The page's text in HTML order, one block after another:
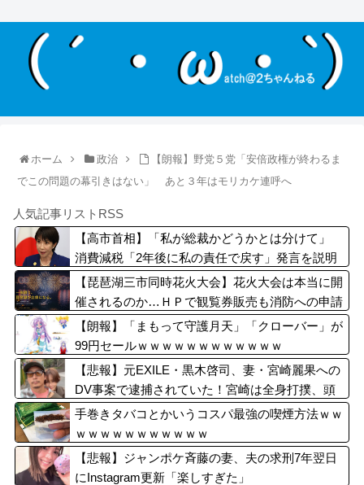
ホーム 政治
【朗報】野党５党「安倍政権が終わるま
でこの問題の幕引きはない」 あと３年はモリカケ連呼へ
人気記事リストRSS
【高市首相】「私が総裁かどうかとは分けて」
消費減税「2年後に私の責任で戻す」発言を説明
【琵琶湖三市同時花火大会】花火大会は本当に開
催されるのか…ＨＰで観覧券販売も消防への申請
なし、３自治体は「関与してない」と声明
【朗報】「まもって守護月天」「クローバー」が
99円セールｗｗｗｗｗｗｗｗｗｗｗｗ
【悲報】元EXILE・黒木啓司、妻・宮崎麗果への
DV事案で逮捕されていた！宮崎は全身打撲、頭
部裂傷及び打撲、頸部損傷・・・
手巻きタバコとかいうコスパ最強の喫煙方法ｗｗ
ｗｗｗｗｗｗｗｗｗｗｗ
【悲報】ジャンポケ斉藤の妻、夫の求刑7年翌日
にInstagram更新「楽しすぎた」